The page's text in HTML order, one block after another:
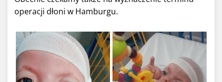
operacji dłoni w Hamburgu.